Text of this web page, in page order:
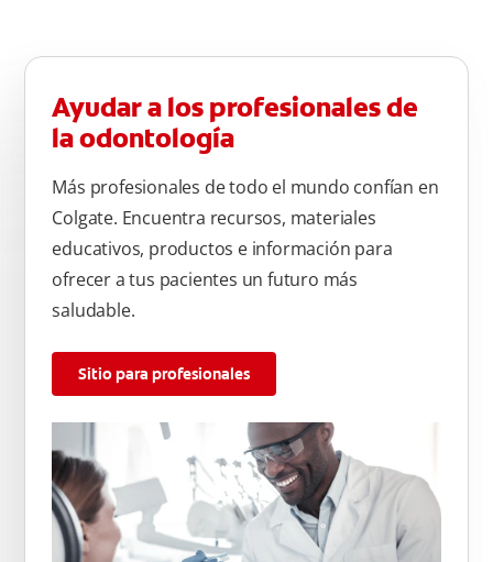
Ayudar a los profesionales de
la odontología
Más profesionales de todo el mundo confían en
Colgate. Encuentra recursos, materiales
educativos, productos e información para
ofrecer a tus pacientes un futuro más
saludable.
Sitio para profesionales